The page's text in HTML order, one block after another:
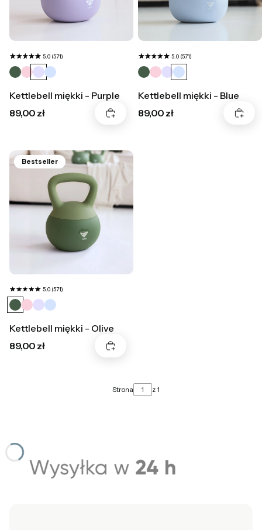
5.0 (571)
Kettlebell miękki - Purple
Cena
89,00 zł
5.0 (571)
Kettlebell miękki - Blue
Cena
89,00 zł
Bestseller
5.0 (571)
Kettlebell miękki - Olive
Cena
89,00 zł
Strona z 1